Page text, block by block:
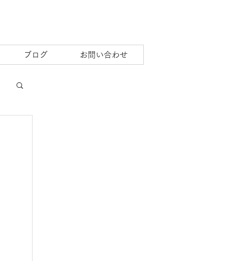
ブログ お問い合わせ